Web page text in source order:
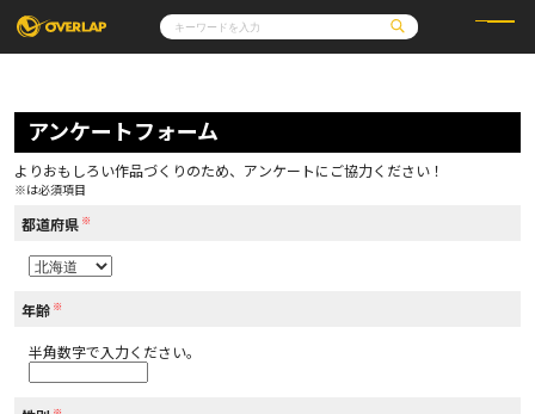
コミック
コミックガルド
コミッククリエ
LiQulle
ラブパルフェ
ライトノベル
ロサージュノベルス
その他
コミックエッセイ
通販・NEWS
OVERLAP STORE
アクセス
オーバーラップホールディングス
アンケートフォーム
よりおもしろい作品づくりのため、アンケートにご協力ください！
※は必須項目
都道府県 ※
年齢 ※
半角数字で入力ください。